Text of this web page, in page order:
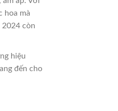
hoa mà
2024 còn
hiệu
đến cho